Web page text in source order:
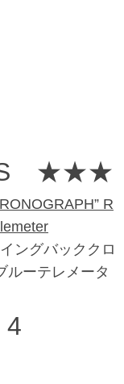
★★★
R
ングバッククロ
ルーテレメータ
4